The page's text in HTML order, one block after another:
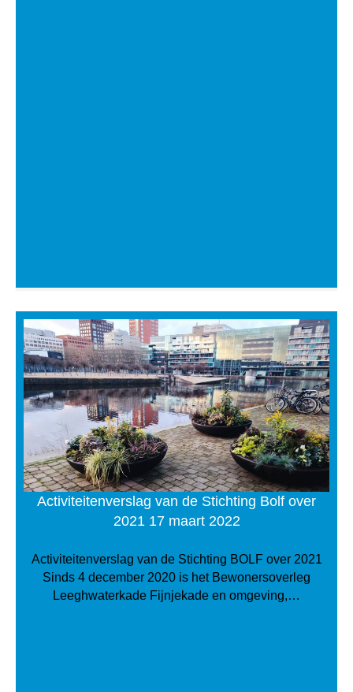
Activiteitenverslag van de Stichting Bolf over
2021 17 maart 2022
Activiteitenverslag van de Stichting BOLF over 2021
Sinds 4 december 2020 is het Bewonersoverleg
Leeghwaterkade Fijnjekade en omgeving,…